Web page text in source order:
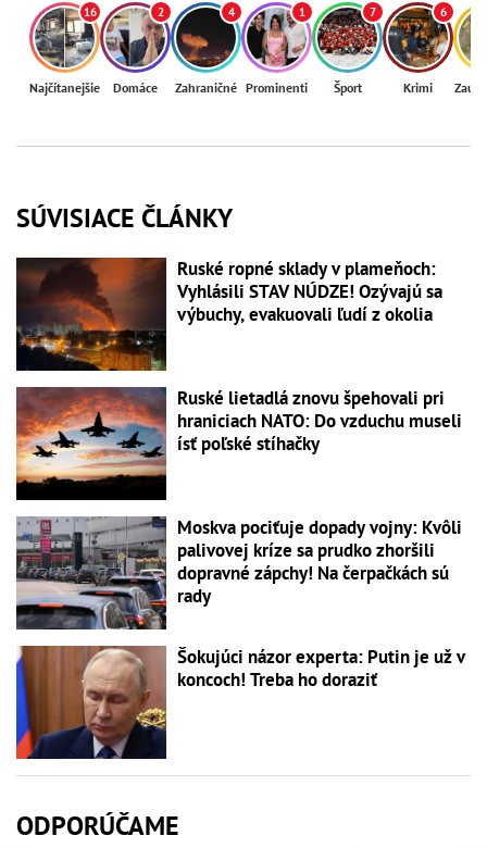
16
Najčítanejšie
2
Domáce
4
Zahraničné
1
Prominenti
7
Šport
6
Krimi
SÚVISIACE ČLÁNKY
Ruské ropné sklady v plameňoch:
Vyhlásili STAV NÚDZE! Ozývajú sa
výbuchy, evakuovali ľudí z okolia
Ruské lietadlá znovu špehovali pri
hraniciach NATO: Do vzduchu museli
ísť poľské stíhačky
Moskva pociťuje dopady vojny: Kvôli
palivovej kríze sa prudko zhoršili
dopravné zápchy! Na čerpačkách sú
rady
Šokujúci názor experta: Putin je už v
koncoch! Treba ho doraziť
ODPORÚČAME